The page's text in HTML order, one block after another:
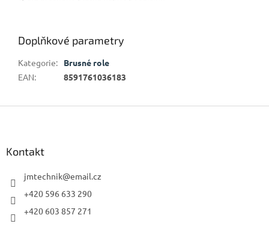
Doplňkové parametry
Kategorie:
Brusné role
EAN: 8591761036183
Kontakt
jmtechnik@email.cz
+420 596 633 290
+420 603 857 271